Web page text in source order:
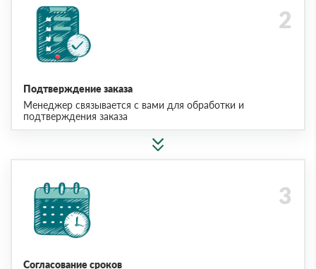
Подтверждение заказа
Менеджер связывается с вами для обработки и
подтверждения заказа
Согласование сроков